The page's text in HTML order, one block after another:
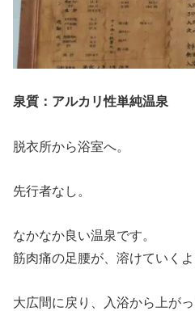
泉質：アルカリ性単純温泉
脱衣所から浴室へ。
先行者なし。
なかなか良い温泉です。
筋肉痛の足腰が、溶けていくよ
大広間に戻り、入浴から上が